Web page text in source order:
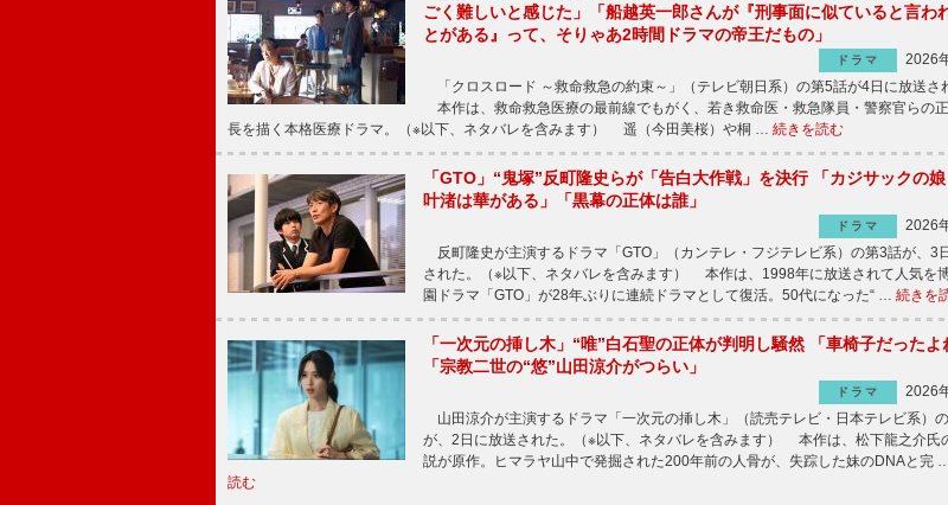
ごく難しいと感じた」「船越英一郎さんが『刑事面に似ていると言わ
とがある』って、そりゃあ2時間ドラマの帝王だもの」
ドラマ
2026
「クロスロード ～救命救急の約束～」（テレビ朝日系）の第5話が4日に放送さ
本作は、救命救急医療の最前線でもがく、若き救命医・救急隊員・警察官らの
長を描く本格医療ドラマ。（※以下、ネタバレを含みます） 遥（今田美桜）や桐 … 続きを読む
「GTO」“鬼塚”反町隆史らが「告白大作戦」を決行 「カジサックの
叶渚は華がある」「黒幕の正体は誰」
ドラマ
2026
反町隆史が主演するドラマ「GTO」（カンテレ・フジテレビ系）の第3話が、3
された。（※以下、ネタバレを含みます） 本作は、1998年に放送されて人気を
園ドラマ「GTO」が28年ぶりに連続ドラマとして復活。50代になった“ … 続きを
「一次元の挿し木」“唯”白石聖の正体が判明し騒然 「車椅子だったよ
「宗教二世の“悠”山田涼介がつらい」
ドラマ
2026
山田涼介が主演するドラマ「一次元の挿し木」（読売テレビ・日本テレビ系）
が、2日に放送された。（※以下、ネタバレを含みます） 本作は、松下龍之介氏
説が原作。ヒマラヤ山中で発掘された200年前の人骨が、失踪した妹のDNAと完 …
読む